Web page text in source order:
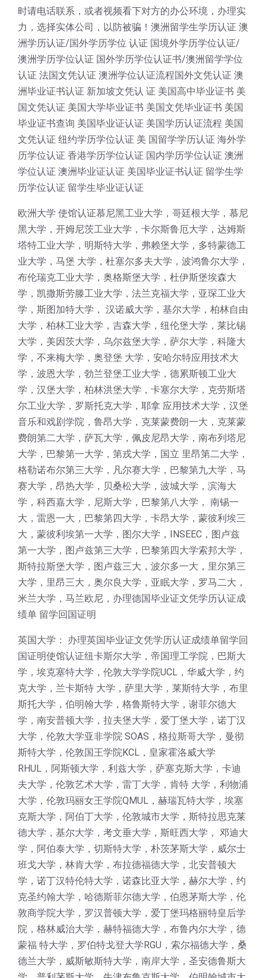
时请电话联系，或者视频看下对方的办公环境，办理实
力，选择实体公司，以防被骗！澳洲留学生学历认证 澳
洲学历认证/国外学历学位 认证 国境外学历学位认证/
澳洲学历学位认证 国外学历学位认证书/澳洲留学学位
认证 法国文凭认证 澳洲学位认证流程国外文凭认证 澳
洲毕业证书认证 新加坡文凭认 证 美国高中毕业证书 美
国文凭认证 美国大学毕业证书 美国文凭毕业证书 美国
毕业证书查询 美国毕业证认证 美国学历认证流程 美国
文凭认证 纽约学历学位认证 美 国留学学历认证 海外学
历学位认证 香港学历学位认证 国内学历学位认证 澳洲
学位认证 澳洲毕业证认证 美国毕业证书认证 留学生学
历学位认证 留学生毕业证认证
欧洲大学 使馆认证慕尼黑工业大学，哥廷根大学，慕尼
黑大学，开姆尼茨工业大学，卡尔斯鲁厄大学，达姆斯
塔特工业大学，明斯特大学，弗赖堡大学，多特蒙德工
业大学，马堡 大学，杜塞尔多夫大学，波鸿鲁尔大学，
布伦瑞克工业大学，奥格斯堡大学，杜伊斯堡埃森大
学，凯撒斯劳滕工业大学，法兰克福大学，亚琛工业大
学，斯图加特大学， 汉诺威大学，基尔大学，柏林自由
大学，柏林工业大学，吉森大学，纽伦堡大学，莱比锡
大学，美因茨大学，乌尔兹堡大学，萨尔大学，科隆大
学，不来梅大学，奥登堡 大学，安哈尔特应用技术大
学，波恩大学，勃兰登堡工业大学，德累斯顿工业大
学，汉堡大学，柏林洪堡大学，卡塞尔大学，克劳斯塔
尔工业大学，罗斯托克大学，耶拿 应用技术大学，汉堡
音乐和戏剧学院，鲁昂大学，克莱蒙费朗一大，克莱蒙
费朗第二大学，萨瓦大学，佩皮尼昂大学，南布列塔尼
大学，巴黎第一大学，第戎大学，国立 里昂第二大学，
格勒诺布尔第三大学，凡尔赛大学，巴黎第九大学，马
赛大学，昂热大学，贝桑松大学，波城大学，滨海大
学，科西嘉大学，尼斯大学，巴黎第八大学， 南锡一
大，雷恩一大，巴黎第四大学，卡昂大学，蒙彼利埃三
大，蒙彼利埃第一大学，图尔大学，INSEEC，图卢兹
第一大学，图卢兹第三大学，巴黎第四大学索邦大学，
斯特拉斯堡大学，图卢兹三大，波尔多一大，里尔第三
大学，里昂三大，奥尔良大学，亚眠大学，罗马二大，
米兰大学，马兰欧尼，办理德国毕业证文凭学历认证成
绩单 留学回国证明
英国大学： 办理英国毕业证文凭学历认证成绩单留学回
国证明使馆认证纽卡斯尔大学，帝国理工学院，巴斯大
学，埃克塞特大学，伦敦大学学院UCL，华威大学，约
克大学，兰卡斯特 大学，萨里大学，莱斯特大学，布里
斯托大学，伯明翰大学，格鲁斯特大学，谢菲尔德大
学，南安普顿大学，拉夫堡大学，爱丁堡大学，诺丁汉
大学，伦敦大学亚非学院 SOAS，格拉斯哥大学，曼彻
斯特大学，伦敦国王学院KCL，皇家霍洛威大学
RHUL，阿斯顿大学，利兹大学，萨塞克斯大学，卡迪
夫大学，伦敦艺术大学，雷丁大学，肯特 大学，利物浦
大学，伦敦玛丽女王学院QMUL，赫瑞瓦特大学，埃塞
克斯大学，阿伯丁大学，伦敦城市大学，斯特拉思克莱
德大学，基尔大学，考文垂大学，斯旺西大学， 邓迪大
学，阿伯泰大学，切斯特大学，朴茨茅斯大学，威尔士
班戈大学，林肯大学，布拉德福德大学，北安普顿大
学，诺丁汉特伦特大学，诺森比亚大学，赫尔大学，约
克圣约翰大学，哈德斯菲尔德大学，伯恩茅斯大学，伦
敦商学院大学，罗汉普顿大学，爱丁堡玛格丽特皇后学
院，格林威治大学，赫特福德大学，布鲁内尔大学，德
蒙福 特大学，罗伯特戈登大学RGU，索尔福德大学，桑
德兰大学，威斯敏斯特大学，南岸大学，圣安德鲁斯大